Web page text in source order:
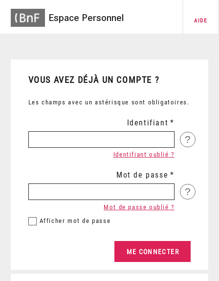
Espace Personnel AIDE
VOUS AVEZ DÉJÀ UN COMPTE ?
Les champs avec un astérisque sont obligatoires.
Identifiant
?
Identifiant oublié ?
Mot de passe
?
Afficher mot de passe
Mot de passe oublié ?